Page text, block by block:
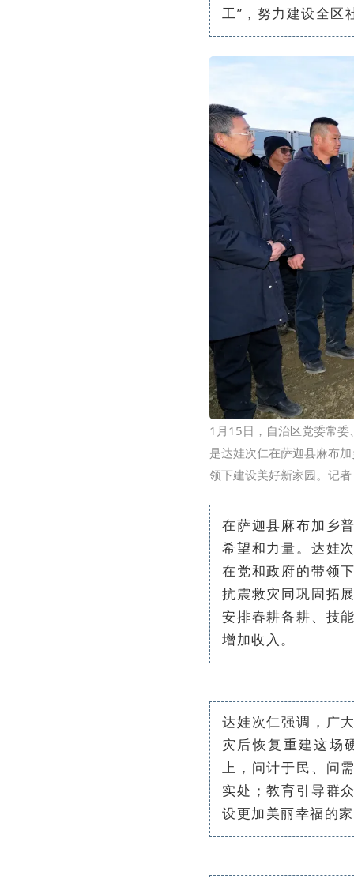
工”，努力建设全区
1月15日，自治区党委常
是达娃次仁在萨迦县麻布
领下建设美好新家园。记
在萨迦县麻布加乡
希望和力量。达娃
在党和政府的带领
抗震救灾同巩固拓
安排春耕备耕、技
增加收入。
达娃次仁强调，广
灾后恢复重建这场
上，问计于民、问
实处；教育引导群
设更加美丽幸福的